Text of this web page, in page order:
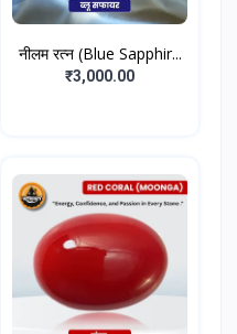
नीलम रत्न (Blue Sapphir...
₹3,000.00